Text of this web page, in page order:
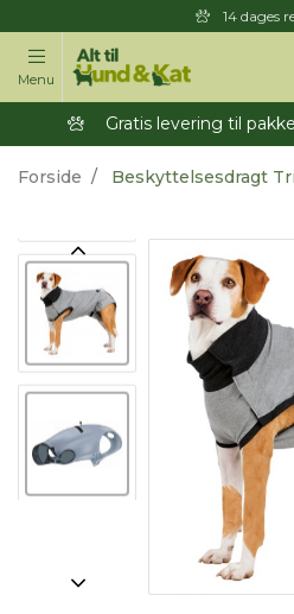
14 dages
Menu
Gratis levering til
Forside Beskyttelsesdragt